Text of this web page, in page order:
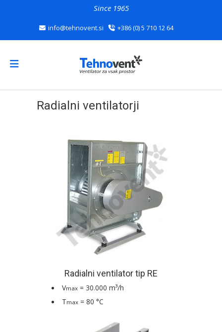
Since 1965
info@tehnovent.si +386 (0) 5 710 12 64
Radialni ventilatorji
Radialni ventilator tip RE
Vmax = 30.000 m³/h
Tmax = 80 °C